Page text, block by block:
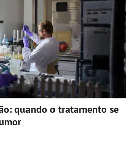
quando o tratamento se